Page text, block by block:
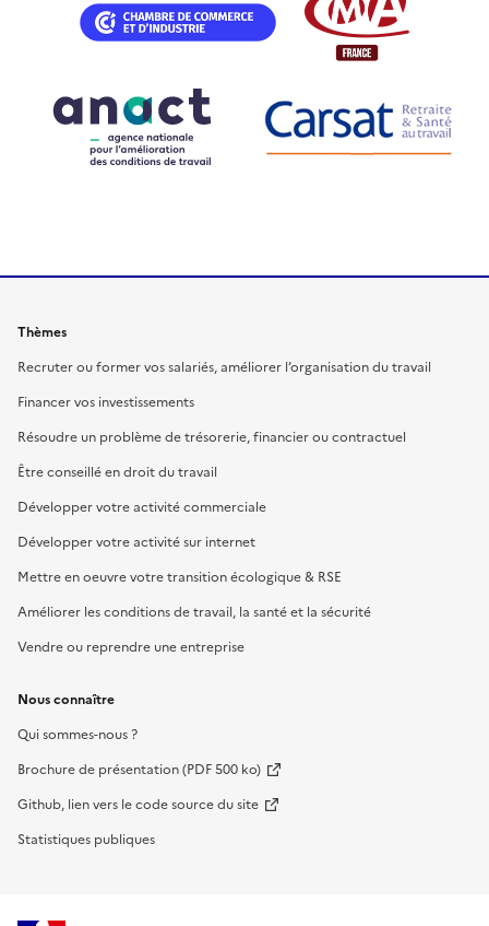
Thèmes
Recruter ou former vos salariés, améliorer l’organisation du travail
Financer vos investissements
Résoudre un problème de trésorerie, financier ou contractuel
Être conseillé en droit du travail
Développer votre activité commerciale
Développer votre activité sur internet
Mettre en oeuvre votre transition écologique & RSE
Améliorer les conditions de travail, la santé et la sécurité
Vendre ou reprendre une entreprise
Nous connaître
Qui sommes-nous ?
Brochure de présentation (PDF 500 ko)
Github, lien vers le code source du site
Statistiques publiques